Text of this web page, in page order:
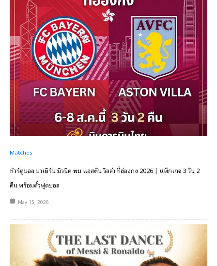
Matches
ทัวร์ดูบอล บาเยิร์น มิวนิค พบ แอสตัน วิลล่า ที่ฮ่องกง 2026 | แพ็กเกจ 3 วัน 2
คืน พร้อมตั๋วฟุตบอล
May 15, 2026